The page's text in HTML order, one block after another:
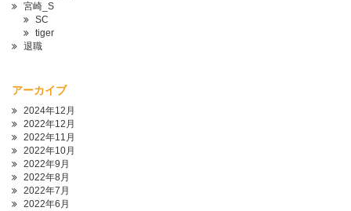
宮崎_S
SC
tiger
退職
アーカイブ
2024年12月
2022年12月
2022年11月
2022年10月
2022年9月
2022年8月
2022年7月
2022年6月